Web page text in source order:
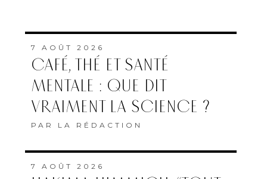
7 AOÛT 2026
CAFÉ, THÉ ET SANTÉ
MENTALE : QUE DIT
VRAIMENT LA SCIENCE ?
PAR LA RÉDACTION
7 AOÛT 2026